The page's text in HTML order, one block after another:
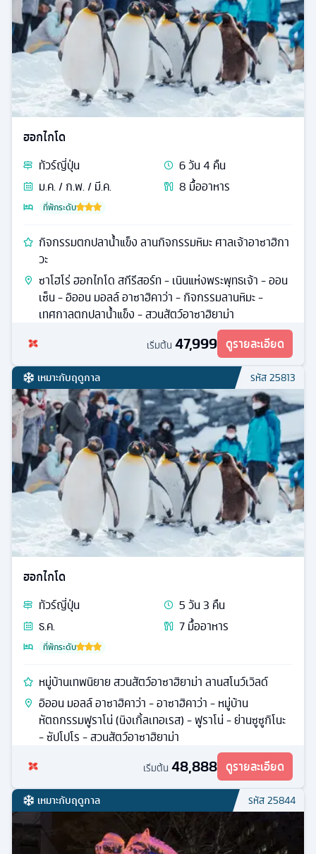
ฮอกไกโด
ทัวร์ญี่ปุ่น 6วัน4 คืน
ม.ค. / ก.พ. / มี.ค.
8 มื้ออาหาร
ที่พักระดับ
กิจกรรมตกปลาน้ำแข็ง ลานกิจกรรมหิมะ ศาลเจ้าอาซาฮิกา
วะ
ซาโฮโร่ ฮอกไกโด สกีรีสอร์ท - เนินแห่งพระพุทธเจ้า - ออน
เซ็น - อิออน มอลล์ อาซาฮิคาว่า - กิจกรรมลานหิมะ -
เทศกาลตกปลาน้ำแข็ง - สวนสัตว์อาซาฮิยาม่า
เริ่มต้น 47,999 ดูรายละเอียด
เหมาะกับฤดูกาล รหัส25813
ฮอกไกโด
ทัวร์ญี่ปุ่น 5วัน3 คืน
ธ.ค.
7มื้ออาหาร
ที่พักระดับ
หมู่บ้านเทพนิยาย สวนสัตว์อาซาฮิยาม่า ลานสโนว์เวิลด์
อิออน มอลล์ อาซาฮิคาว่า - อาซาฮิคาว่า - หมู่บ้าน
หัตถกรรมฟูราโน่ (นิงเกิ้ลเทอเรส) - ฟูราโน่ - ย่านซูซูกิโนะ
- ซัปโปโร - สวนสัตว์อาซาฮิยาม่า
เริ่มต้น 48,888 ดูรายละเอียด
เหมาะกับฤดูกาล รหัส25844